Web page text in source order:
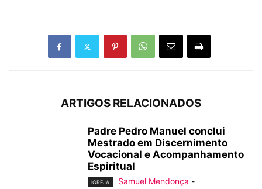
ARTIGOS RELACIONADOS
Padre Pedro Manuel conclui
Mestrado em Discernimento
Vocacional e Acompanhamento
Espiritual
IGREJA Samuel Mendonça -